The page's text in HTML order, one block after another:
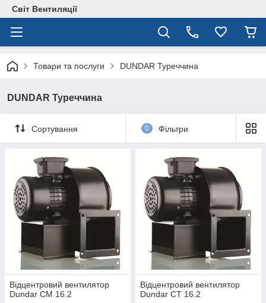
Світ Вентиляції
Товари та послуги DUNDAR Туреччина
DUNDAR Туреччина
Сортування 0 Фільтри
Відцентровий вентилятор
Dundar CM 16.2
Відцентровий вентилятор
Dundar CT 16.2